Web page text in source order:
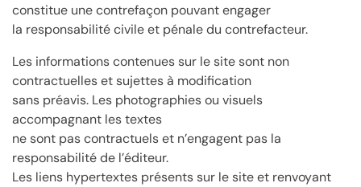
constitue une contrefaçon pouvant engager
la responsabilité civile et pénale du contrefacteur.
Les informations contenues sur le site sont non
contractuelles et sujettes à modification
sans préavis. Les photographies ou visuels
accompagnant les textes
ne sont pas contractuels et n’engagent pas la
responsabilité de l’éditeur.
Les liens hypertextes présents sur le site et renvoyant